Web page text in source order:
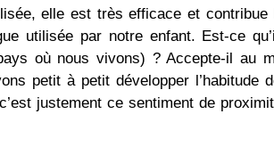
elle est très efficace et contribue
utilisée par notre enfant. Est-ce
où nous vivons) ? Accepte-il au
petit à petit développer
justement ce sentiment de